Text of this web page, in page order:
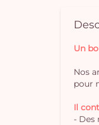
Un
Nos
pour
Il
- Des